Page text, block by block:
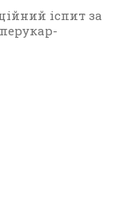
іспит за